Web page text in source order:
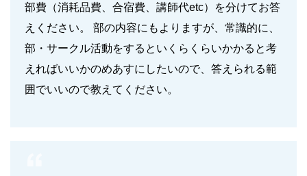
部費（消耗品費、合宿費、講師代etc）を分けてお答
えください。 部の内容にもよりますが、常識的に、
部・サークル活動をするといくらくらいかかると考
えればいいかのめあすにしたいので、答えられる範
囲でいいので教えてください。